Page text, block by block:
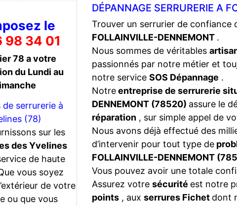
le
98 34 01
78 a votre
du Lundi au
de serrurerie à
(78)
sur les
des Yvelines
de haute
vous soyez
de votre
ou que vous
DÉPANNAGE SERRURERIE A
Trouver un serrurier de confiance
FOLLAINVILLE-DENNEMONT .
Nous sommes de véritables
passionnés par notre métier et
notre service SOS Dépannage .
Notreentreprise de serrurerie
DENNEMONT (78520) assure le
réparation , sur simple appel de
Nous avons déjà effectué des
d’intervenir pour tout type de
FOLLAINVILLE-DENNEMONT
Vous pouvez avoir une totale
Assurez votre sécurité est notre
points , aux serrures Fichet dont